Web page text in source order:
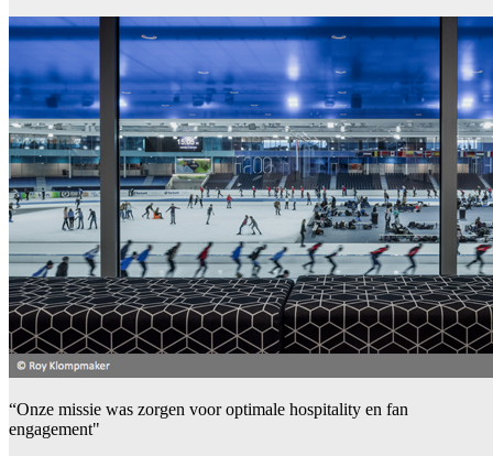
“Onze missie was zorgen voor optimale hospitality en fan
engagement"